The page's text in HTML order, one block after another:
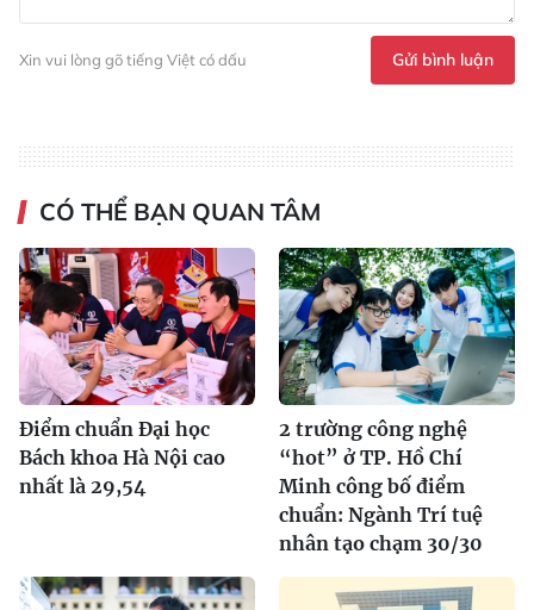
Xin vui lòng gõ tiếng Việt có dấu Gửi bình luận
CÓ THỂ BẠN QUAN TÂM
Điểm chuẩn Đại học
Bách khoa Hà Nội cao
nhất là 29,54
2 trường công nghệ
“hot” ở TP. Hồ Chí
Minh công bố điểm
chuẩn: Ngành Trí tuệ
nhân tạo chạm 30/30